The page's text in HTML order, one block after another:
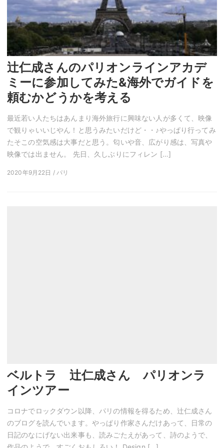
辻仁成さんのパリオンラインアカデ
ミーに参加してみた&海外でガイドを
頼むかどうかを考える
最近若い人たちはあんまり海外旅行に興味ない人が多くて、映像
で観りゃいいじやん！と思うみたいだけど・・♪やっぱり行ってみ
たそこの空気感は大事だと思う。匂いや音、広がり感は、写真や
映像では出ません。 先日、久しぶりにフィレン […]
2020年9月22日 / パリ
ベルトラ 辻仁成さん パリオンラ
インツアー
コロナでロックダウン以降、パリの情報を得るため、辻仁成さん
のブログを読んでいます。やっぱり作家さんだけあって、日常の
日記のなにげない出来事も、読みごたえがあって、詩のようで、